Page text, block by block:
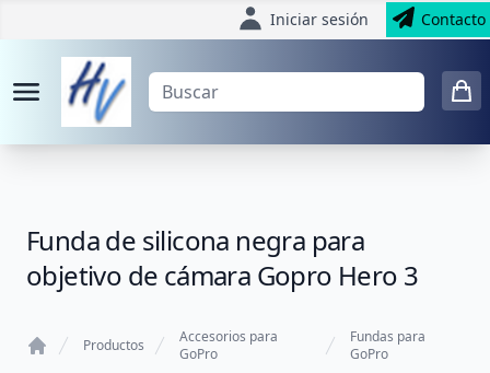
Iniciar sesión Contacto
Funda de silicona negra para
objetivo de cámara Gopro Hero 3
Productos
Accesorios para
GoPro
Fundas para
GoPro